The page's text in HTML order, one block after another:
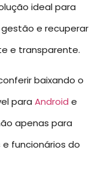
ideal para
e recuperar
e transparente.
baixando o
para Android e
apenas para
funcionários do